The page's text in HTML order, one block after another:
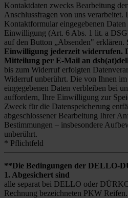
Kontaktdaten zwecks Bearbeitung
Anschlussfragen von uns verarbeitet.
Kontaktformular eingegebenen
Einwilligung (Art. 6 Abs. 1 lit. a
auf den Button „Absenden" erklären.
Einwilligung jederzeit widerrufen.
Mitteilung per E-Mail an
bis zum Widerruf erfolgten
Widerruf unberührt. Die von Ihnen
eingegebenen Daten verbleiben bei
auffordern, Ihre Einwilligung zur
Zweck für die Datenspeicherung
abgeschlossener Bearbeitung Ihrer
Bestimmungen – insbesondere
unberührt.
* Pflichtfeld
**Die Bedingungen der DELLO-
1. Abgesichert sind
alle separat bei DELLO oder
Rechnung bezeichneten PKW